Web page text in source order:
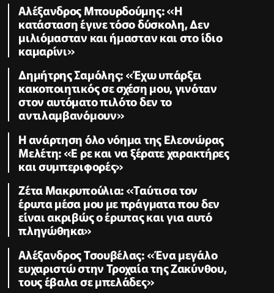
Αλέξανδρος Μπουρδούμης: «Η
κατάσταση έγινε τόσο δύσκολη, Δεν
μιλιόμασταν και ήμασταν και στο ίδιο
καμαρίνι»
Δημήτρης Σαμόλης: «Έχω υπάρξει
κακοποιητικός σε σχέση μου, γινόταν
στον αυτόματο πιλότο δεν το
αντιλαμβανόμουν»
Η ανάρτηση όλο νόημα της Ελεονώρας
Μελέτη: «Ε ρε και να ξέρατε χαρακτήρες
και συμπεριφορές»
Ζέτα Μακρυπούλια: «Ταύτισα τον
έρωτα μέσα μου με πράγματα που δεν
είναι ακριβώς ο έρωτας και για αυτό
πληγώθηκα»
Αλέξανδρος Τσουβέλας: «Ένα μεγάλο
ευχαριστώ στην Τροχαία της Ζακύνθου,
τους έβαλα σε μπελάδες»